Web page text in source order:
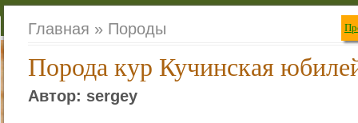
Добавить текущую
Главная » Породы
Порода кур Кучинская
Автор: sergey